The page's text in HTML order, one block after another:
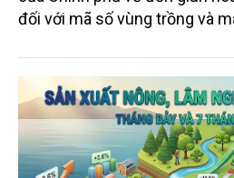
Hội nghị triển khai Nghị
của Chính phủ về đơn giản
đối với mã số vùng trồng và